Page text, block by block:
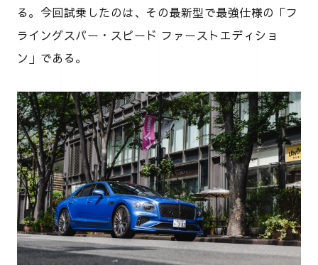
る。今回試乗したのは、その最新型で最強仕様の「フ
ライングスパー・スピード ファーストエディショ
ン」である。